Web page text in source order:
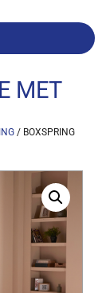
MET
/ BOXSPRING